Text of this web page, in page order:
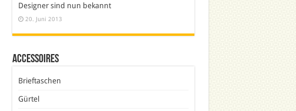
Designer sind nun bekannt
20. Juni 2013
Accessoires
Brieftaschen
Gürtel